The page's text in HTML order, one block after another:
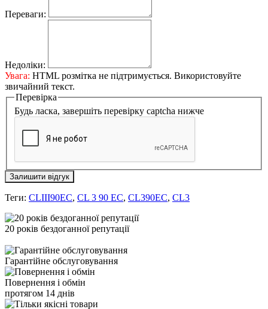
Переваги:
Недоліки:
Увага: HTML розмітка не підтримується. Використовуйте
звичайний текст.
Перевірка
Будь ласка, завершіть перевірку captcha нижче
Залишити відгук
Теги: CLIII90EC, CL 3 90 EC, CL390EC, CL3
20 років бездоганної репутації
Гарантійне обслуговування
Повернення і обмін
протягом 14 днів